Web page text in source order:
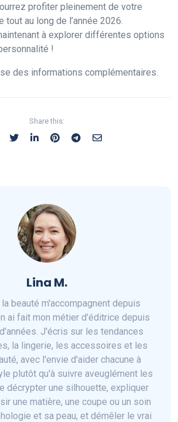
profiter pleinement de votre
au long de l’année 2026.
à explorer différentes options
!
des informations complémentaires.
Share this:
Lina M.
beauté m'accompagnent depuis
ai fait mon métier d'éditrice depuis
J'écris sur les tendances
la lingerie, les accessoires et les
avec l'envie d'aider chacune à
plutôt qu'à suivre aveuglément les
décrypter une silhouette, expliquer
une matière, une coupe ou un soin
et sa peau, et démêler le vrai